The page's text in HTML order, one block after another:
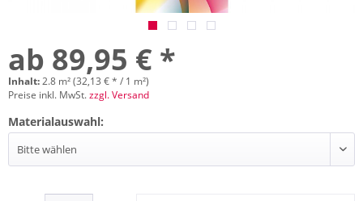
ab 89,95 € *
Inhalt:2.8 m² (32,13 € * / 1 m²)
Preise inkl. MwSt.zzgl. Versand
Materialauswahl: